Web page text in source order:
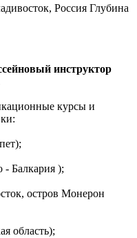
Россия Глубина
инструктор
курсы и
- Балкария );
остров Монерон
область);